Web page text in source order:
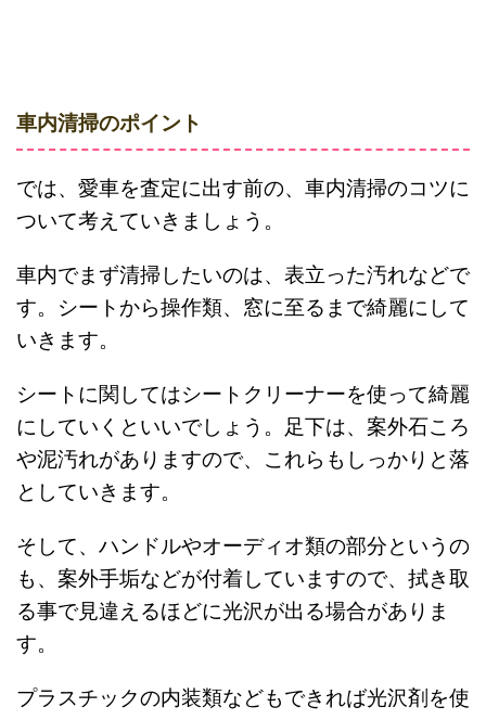
車内清掃のポイント
では、愛車を査定に出す前の、車内清掃のコツに
ついて考えていきましょう。
車内でまず清掃したいのは、表立った汚れなどで
す。シートから操作類、窓に至るまで綺麗にして
いきます。
シートに関してはシートクリーナーを使って綺麗
にしていくといいでしょう。足下は、案外石ころ
や泥汚れがありますので、これらもしっかりと落
としていきます。
そして、ハンドルやオーディオ類の部分というの
も、案外手垢などが付着していますので、拭き取
る事で見違えるほどに光沢が出る場合がありま
す。
プラスチックの内装類などもできれば光沢剤を使